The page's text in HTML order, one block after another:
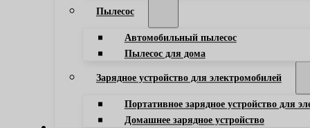
Пылесос
Автомобильный пылесос
Пылесос для дома
Зарядное устройство для электромобилей
Портативное зарядное устройство для
Домашнее зарядное устройство